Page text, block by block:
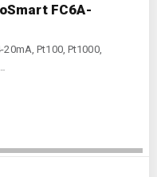
FC6A-
Pt100, Pt1000,